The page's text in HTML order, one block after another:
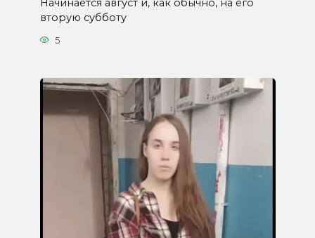
Начинается август и, как обычно, на его
вторую субботу
5